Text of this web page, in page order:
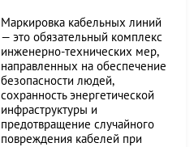
Маркировка кабельных линий
— это обязательный комплекс
инженерно-технических мер,
направленных на обеспечение
безопасности людей,
сохранность энергетической
инфраструктуры и
предотвращение случайного
повреждения кабелей при